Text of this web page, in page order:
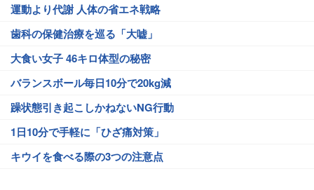
運動より代謝 人体の省エネ戦略
歯科の保健治療を巡る「大嘘」
大食い女子 46キロ体型の秘密
バランスボール毎日10分で20kg減
躁状態引き起こしかねないNG行動
1日10分で手軽に「ひざ痛対策」
キウイを食べる際の3つの注意点